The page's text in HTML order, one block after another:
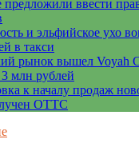
предложили ввести
и эльфийское ухо
в такси
рынок вышел Voyah
млн рублей
к началу продаж
ОТТС